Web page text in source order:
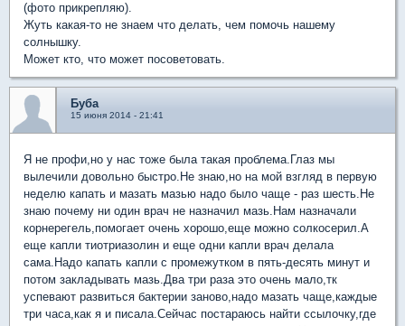
(фото прикрепляю).
Жуть какая-то не знаем что делать, чем помочь нашему
солнышку.
Может кто, что может посоветовать.
Буба
15 июня 2014 - 21:41
Я не профи,но у нас тоже была такая проблема.Глаз мы
вылечили довольно быстро.Не знаю,но на мой взгляд в первую
неделю капать и мазать мазью надо было чаще - раз шесть.Не
знаю почему ни один врач не назначил мазь.Нам назначали
корнерегель,помогает очень хорошо,еще можно солкосерил.А
еще капли тиотриазолин и еще одни капли врач делала
сама.Надо капать капли с промежутком в пять-десять минут и
потом закладывать мазь.Два три раза это очень мало,тк
успевают развиться бактерии заново,надо мазать чаще,каждые
три часа,как я и писала.Сейчас постараюсь найти ссылочку,где